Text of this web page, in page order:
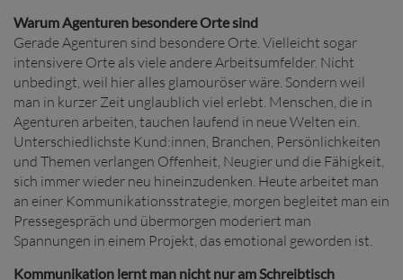
Warum Agenturen besondere Orte sind
Gerade Agenturen sind besondere Orte. Vielleicht sogar
intensivere Orte als viele andere Arbeitsumfelder. Nicht
unbedingt, weil hier alles glamouröser wäre. Sondern weil
man in kurzer Zeit unglaublich viel erlebt. Menschen, die in
Agenturen arbeiten, tauchen laufend in neue Welten ein.
Unterschiedlichste Kund:innen, Branchen, Persönlichkeiten
und Themen verlangen Offenheit, Neugier und die Fähigkeit,
sich immer wieder neu hineinzudenken. Heute arbeitet man
an einer Kommunikationsstrategie, morgen begleitet man ein
Pressegespräch und übermorgen moderiert man
Spannungen in einem Projekt, das emotional geworden ist.
Kommunikation lernt man nicht nur am Schreibtisch